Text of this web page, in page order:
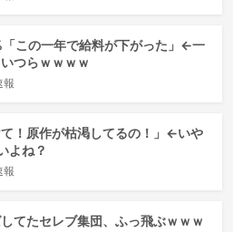
「この一年で給料が下がった」←一
つらｗｗｗｗ
報
て！原作が枯渇してるの！」←いや
よね？
報
てたセレブ集団、ふっ飛ぶｗｗｗ